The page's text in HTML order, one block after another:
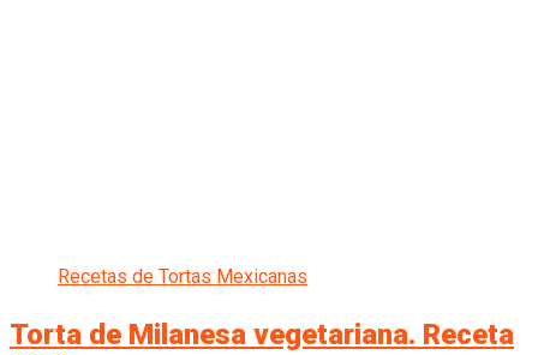
Recetas de Tortas Mexicanas
Torta de Milanesa vegetariana. Receta